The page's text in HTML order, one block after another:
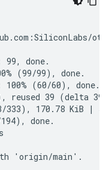
99, done.
(99/99), done.
100% (60/60), done.
reused 39 (delta
333), 170.78 KiB |
'origin/main'.